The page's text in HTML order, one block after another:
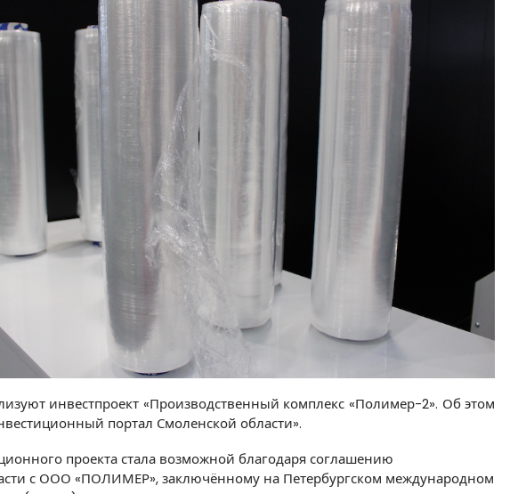
инвестпроект «Производственный комплекс «Полимер-2». Об этом
портал Смоленской области».
проекта стала возможной благодаря соглашению
с ООО «ПОЛИМЕР», заключённому на Петербургском международном